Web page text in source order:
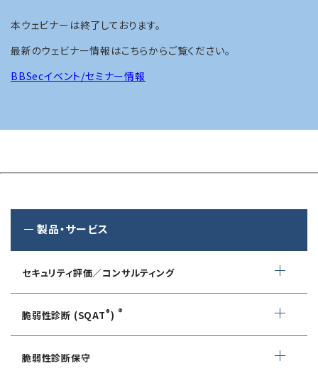
本ウェビナーは終了しております。
最新のウェビナー情報はこちらからご覧ください。
BBSecイベント/セミナー情報
製品・サービス
セキュリティ評価／コンサルティング
情報セキュリティ・アドバイザリ
AIサービス提供者・利用者向け
サイバーセキュリティ対策支援
脆弱性診断 (SQAT®) ®
WEBアプリケーション脆弱性診断
脆弱性診断保守